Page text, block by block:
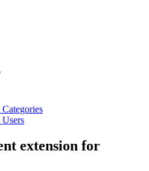
Users
extension for